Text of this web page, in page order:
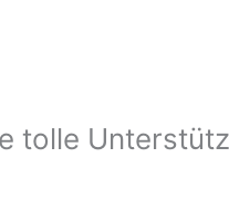
tolle